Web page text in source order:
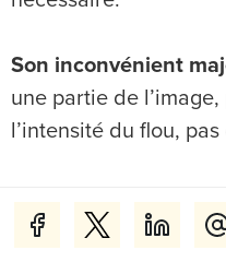
Son inconvénient
une partie de
l’intensité du flou,
Redacted